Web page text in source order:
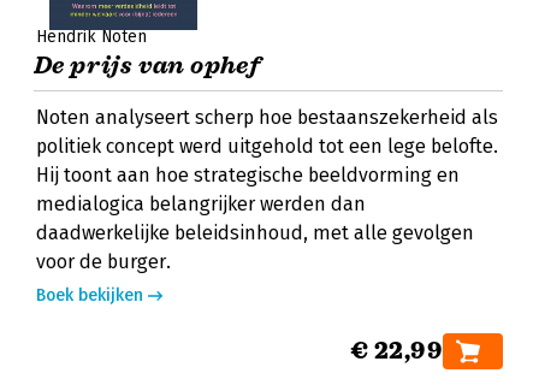
Hendrik Noten
De prijs van ophef
Noten analyseert scherp hoe bestaanszekerheid als
politiek concept werd uitgehold tot een lege belofte.
Hij toont aan hoe strategische beeldvorming en
medialogica belangrijker werden dan
daadwerkelijke beleidsinhoud, met alle gevolgen
voor de burger.
Boek bekijken
€ 22,99